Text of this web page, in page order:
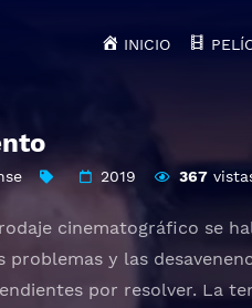
INICIO
2019 367
cinematográfico se
problemas y las
por resolver. La